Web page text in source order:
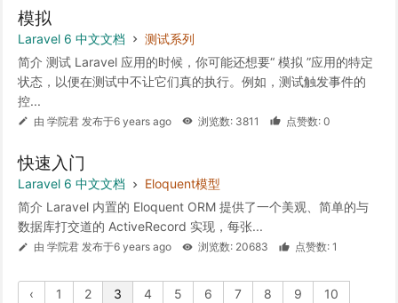
模拟
Laravel 6 中文文档
测试系列
简介 测试 Laravel 应用的时候，你可能还想要“ 模拟 ”应用的特定
状态，以便在测试中不让它们真的执行。例如，测试触发事件的
控...
由 学院君 发布于6 years ago 浏览数: 3811 点赞数: 0
快速入门
Laravel 6 中文文档
Eloquent模型
简介 Laravel 内置的 Eloquent ORM 提供了一个美观、简单的与
数据库打交道的 ActiveRecord 实现，每张...
由 学院君 发布于6 years ago 浏览数: 20683 点赞数: 1
‹ 1 2 3 4 5 6 7 8 9
10